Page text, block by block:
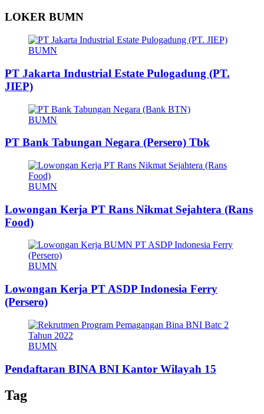
LOKER BUMN
BUMN
PT Jakarta Industrial Estate Pulogadung (PT.
JIEP)
BUMN
PT Bank Tabungan Negara (Persero) Tbk
BUMN
Lowongan Kerja PT Rans Nikmat Sejahtera (Rans
Food)
BUMN
Lowongan Kerja PT ASDP Indonesia Ferry
(Persero)
BUMN
Pendaftaran BINA BNI Kantor Wilayah 15
Tag